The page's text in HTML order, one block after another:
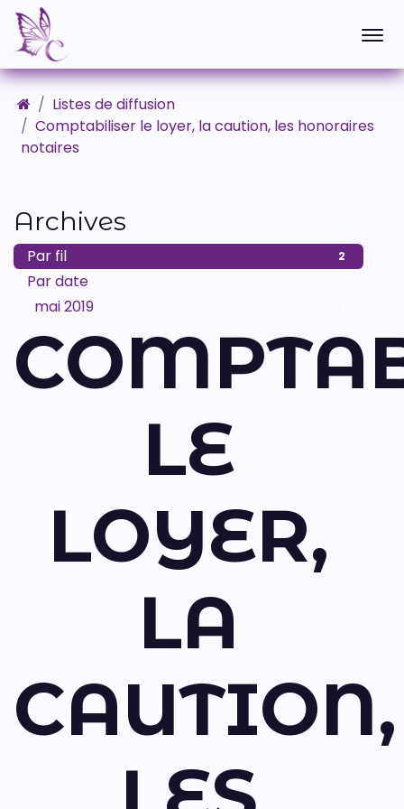
Listes de diffusion
Comptabiliser le loyer, la caution, les honoraires
notaires
Archives
Par fil 2
Par date
mai 2019
LE
LOYER,
LA
CAUTION,